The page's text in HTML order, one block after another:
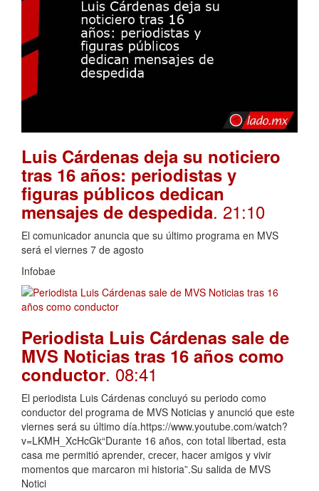
Luis Cárdenas deja su noticiero
tras 16 años: periodistas y
figuras públicos dedican
mensajes de despedida. 21:10
El comunicador anuncia que su último programa en MVS
será el viernes 7 de agosto
Infobae
Periodista Luis Cárdenas sale de
MVS Noticias tras 16 años como
conductor. 08:41
El periodista Luis Cárdenas concluyó su periodo como
conductor del programa de MVS Noticias y anunció que este
viernes será su último día.https://www.youtube.com/watch?
v=LKMH_XcHcGk“Durante 16 años, con total libertad, esta
casa me permitió aprender, crecer, hacer amigos y vivir
momentos que marcaron mi historia”.Su salida de MVS
Notici